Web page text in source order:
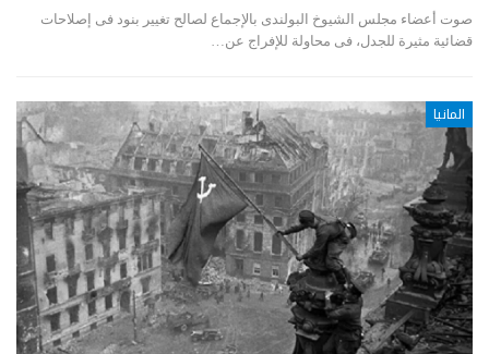
صوت أعضاء مجلس الشيوخ البولندى بالإجماع لصالح تغيير بنود فى إصلاحات
قضائية مثيرة للجدل، فى محاولة للإفراج عن…
المانيا